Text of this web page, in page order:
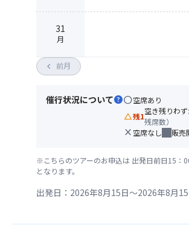
31
月
chevron_left 前月
催行状況についてhelpcircle空席あり
change_history残1
空き残りわ
残席数）
close 空席なし 販売
※こちらのツアーのお申込は 出発日前日15：
となります。
出発日：2026年8月15日～2026年8月